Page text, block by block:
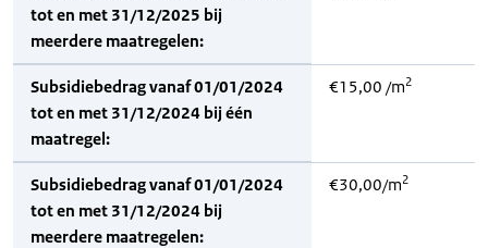
tot en met 31/12/2025 bij
meerdere maatregelen:
Subsidiebedrag vanaf 01/01/2024
tot en met 31/12/2024 bij één
maatregel:
€15,00 /m2
Subsidiebedrag vanaf 01/01/2024
tot en met 31/12/2024 bij
meerdere maatregelen:
€30,00/m2